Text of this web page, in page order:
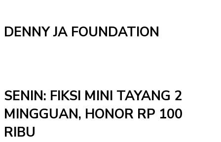
DENNY JA FOUNDATION
SENIN: FIKSI MINI TAYANG 2
MINGGUAN, HONOR RP 100
RIBU